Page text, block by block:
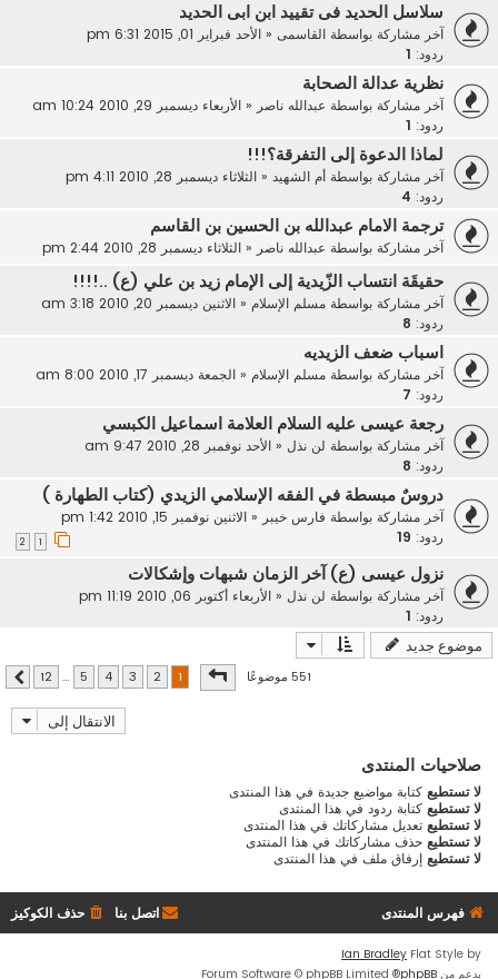
سلاسل الحديد فى تقييد ابن ابى الحديد
آخر مشاركة بواسطة القاسمى « الأحد فبراير 01, 2015 6:31 pm
ردود:
نظرية عدالة الصحابة
آخر مشاركة بواسطة عبدالله ناصر« الأربعاء ديسمبر 29, 2010 10:24 am
ردود:
لماذا الدعوة إلى التفرقة؟!!!
آخر مشاركة بواسطة أم الشهيد« الثلاثاء ديسمبر 28, 2010 4:11 pm
ردود: 4
ترجمة الامام عبدالله بن الحسين بن القاسم
آخر مشاركة بواسطة عبدالله ناصر« الثلاثاء ديسمبر 28, 2010 2:44 pm
حقيقَة انتساب الزّيدية إلى الإمام زيد بن علي (ع) ..!!!!
آخر مشاركة بواسطة مسلم الإسلام« الاثنين ديسمبر 20, 2010 3:18 am
ردود: 8
اسباب ضعف الزيديه
آخر مشاركة بواسطة مسلم الإسلام« الجمعة ديسمبر 17, 2010 8:00 am
ردود: 7
رجعة عيسى عليه السلام العلامة اسماعيل الكبسي
آخر مشاركة بواسطة لن نذل « الأحد نوفمبر 28, 2010 9:47 am
ردود: 8
دروسٌ مبسطة في الفقه الإسلامي الزيدي (كتاب الطهارة )
آخر مشاركة بواسطة فارس خيبر« الاثنين نوفمبر 15, 2010 1:42 pm
ردود: 19
نزول عيسى (ع) آخر الزمان شبهات وإشكالات
آخر مشاركة بواسطة لن نذل « الأربعاء أكتوبر 06, 2010 11:19 pm
ردود:
موضوع جديد
551 موضوعًا صفحة1 من12
2
3
4
5
…
12 التالي
الانتقال إلى
صلاحيات المنتدى
لا تستطيعكتابة مواضيع جديدة في هذا المنتدى
لا تستطيعكتابة ردود في هذا المنتدى
لا تستطيعتعديل مشاركاتك في هذا المنتدى
لا تستطيعحذف مشاركاتك في هذا المنتدى
لا تستطيعإرفاق ملف في هذا المنتدى
فهرس المنتدى حذف الكوكيز اتصل بنا
Flat Style by
Ian Bradley
بدعم منphpBB
® Forum Software © phpBB Limited